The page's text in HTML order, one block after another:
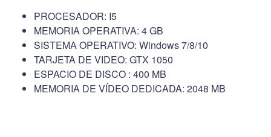
PROCESADOR: I5
MEMORIA OPERATIVA: 4 GB
SISTEMA OPERATIVO: Windows 7/8/10
TARJETA DE VIDEO: GTX 1050
ESPACIO DE DISCO : 400 MB
MEMORIA DE VÍDEO DEDICADA: 2048 MB